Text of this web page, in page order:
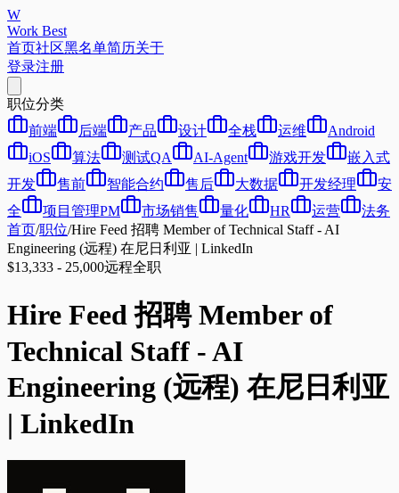
W
Work Best
首页社区黑名单简历关于
登录注册
职位分类
前端
后端 产品 设计 全栈 运维
Android
iOS
算法 测试QA AI-Agent 游戏开发
嵌入式
开发
售前 智能合约 售后 大数据 开发经理
安
全
项目管理PM 市场销售 量化 HR 运营
法务
首页/职位/Hire Feed 招聘 Member of Technical Staff - AI
Engineering (远程) 在尼日利亚 | LinkedIn
$13,333 - 25,000远程全职
Hire Feed 招聘 Member of
Technical Staff - AI
Engineering (远程) 在尼日利亚
| LinkedIn